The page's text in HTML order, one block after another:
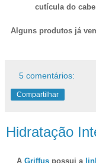
cutícula do
Alguns produtos já
5 comentários:
Compartilhar
Hidratação
A Griffuspossui a